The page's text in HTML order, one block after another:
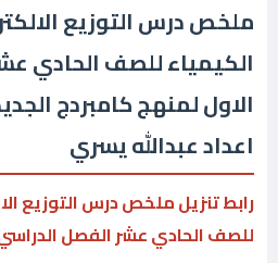
ملخص درس التوزيع
الكيمياء للصف الحادي
الاول لمنهج كامبردج
اعداد عبدالله يسري
رابط تنزيل ملخص درس التوزيع
للصف الحادي عشر الفصل